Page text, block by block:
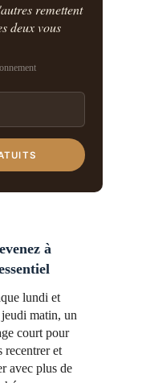
remettent
deux vous
à
lundi et
matin, un
court pour
recentrer et
avec plus de